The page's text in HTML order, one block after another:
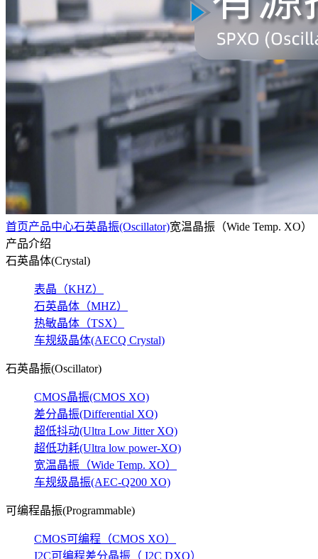
首页产品中心石英晶振(Oscillator)宽温晶振（Wide Temp. XO）
产品介绍
石英晶体(Crystal)
表晶（KHZ）
石英晶体（MHZ）
热敏晶体（TSX）
车规级晶体(AECQ Crystal)
石英晶振(Oscillator)
CMOS晶振(CMOS XO)
差分晶振(Differential XO)
超低抖动(Ultra Low Jitter XO)
超低功耗(Ultra low power-XO)
宽温晶振（Wide Temp. XO）
车规级晶振(AEC-Q200 XO)
可编程晶振(Programmable)
CMOS可编程（CMOS XO）
I2C可编程差分晶振（ I2C DXO）